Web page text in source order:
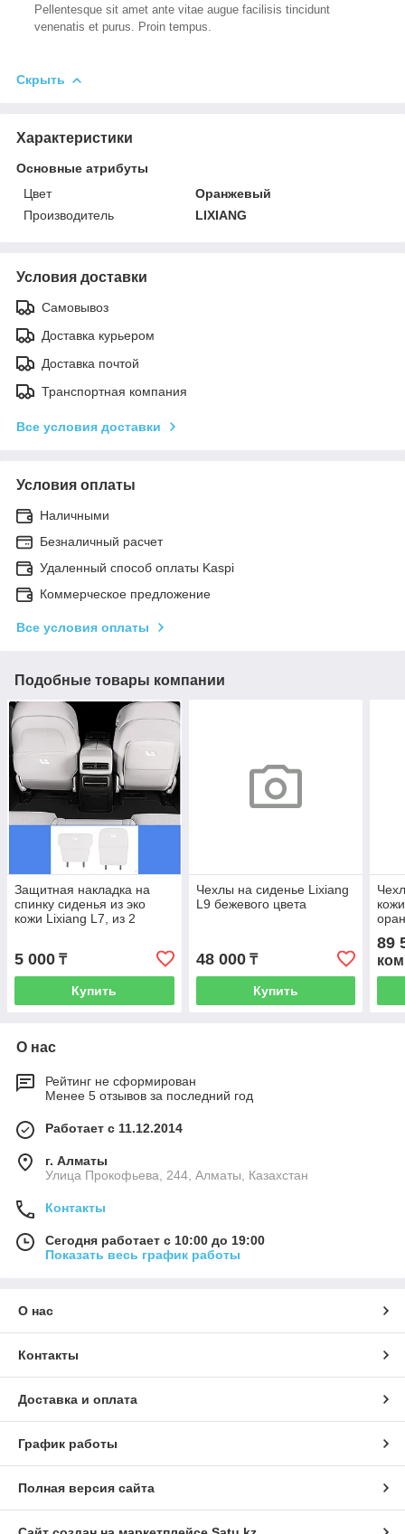
Pellentesque sit amet ante vitae augue facilisis tincidunt
venenatis et purus. Proin tempus.
Скрыть
Характеристики
Основные атрибуты
Цвет
Оранжевый
Производитель
LIXIANG
Условия доставки
Самовывоз
Доставка курьером
Доставка почтой
Транспортная компания
Все условия доставки
Условия оплаты
Наличными
Безналичный расчет
Удаленный способ оплаты Kaspi
Коммерческое предложение
Все условия оплаты
Подобные товары компании
Защитная накладка на
спинку сиденья из эко
кожи Lixiang L7, из 2
5 000 ₸
Купить
Чехлы на сиденье Lixiang
L9 бежевого цвета
48 000₸
Купить
89
О нас
Рейтинг не сформирован
Менее 5 отзывов за последний год
Работает с 11.12.2014
г. Алматы
​Улица Прокофьева, 244, Алматы, Казахстан
Контакты
Сегодня работает с 10:00 до 19:00
Показать весь график работы
О нас
Контакты
Доставка и оплата
График работы
Полная версия сайта